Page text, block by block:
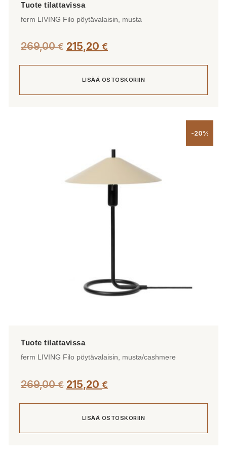
ferm LIVING Filo pöytävalaisin, musta
269,00€ 215,20 €
LISÄÄ OSTOSKORIIN
-20%
ferm LIVING Filo pöytävalaisin, musta/cashmere
269,00€ 215,20 €
LISÄÄ OSTOSKORIIN